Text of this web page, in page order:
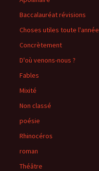
Baccalauréat révisions
Choses utiles toute l'année
Concrètement
D'où venons-nous ?
Fables
Mixité
Non classé
poésie
Rhinocéros
roman
Théâtre